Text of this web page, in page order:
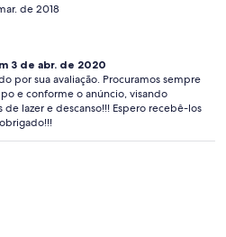
de 2018
3 de abr. de 2020
por sua avaliação. Procuramos sempre
e conforme o anúncio, visando
lazer e descanso!!! Espero recebê-los